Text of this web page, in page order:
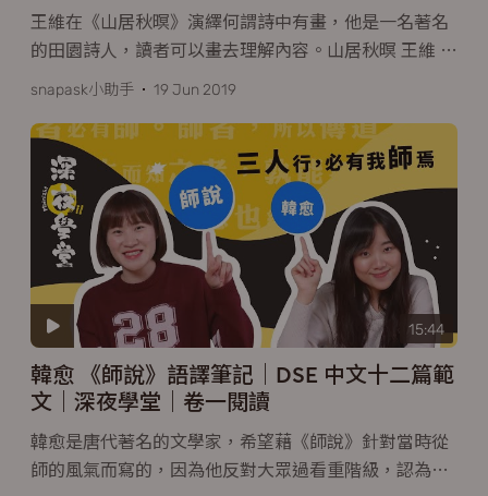
王維在《山居秋暝》演繹何謂詩中有畫，他是一名著名
的田園詩人，讀者可以畫去理解內容。山居秋暝 王維 …
snapask小助手 19 Jun 2019
15:44
韓愈 《師說》語譯筆記｜DSE 中文十二篇範
文｜深夜學堂｜卷一閱讀
韓愈是唐代著名的文學家，希望藉《師說》針對當時從
師的風氣而寫的，因為他反對大眾過看重階級，認為…